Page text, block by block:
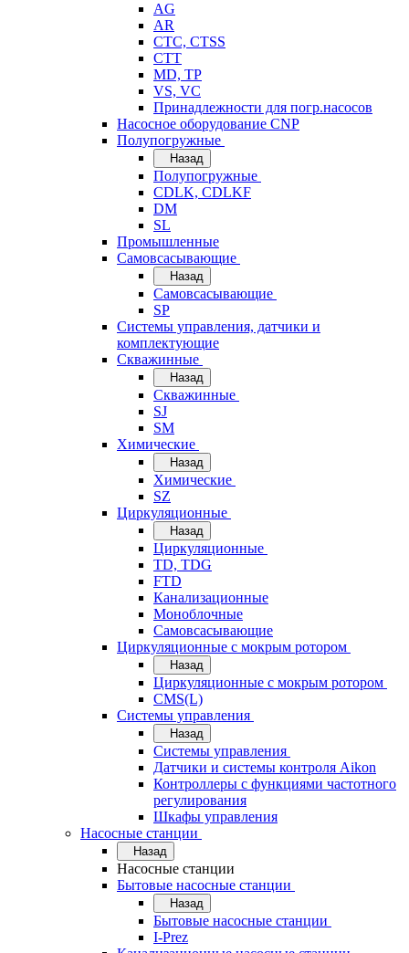
AG
AR
CTC, CTSS
CTT
MD, TP
VS, VC
Принадлежности для погр.насосов
Насосное оборудование CNP
Полупогружные
Назад
Полупогружные
CDLK, CDLKF
DM
SL
Промышленные
Самовсасывающие
Назад
Самовсасывающие
SP
Системы управления, датчики и
комплектующие
Скважинные
Назад
Скважинные
SJ
SM
Химические
Назад
Химические
SZ
Циркуляционные
Назад
Циркуляционные
TD, TDG
FTD
Канализационные
Моноблочные
Самовсасывающие
Циркуляционные с мокрым ротором
Назад
Циркуляционные с мокрым ротором
CMS(L)
Системы управления
Назад
Системы управления
Датчики и системы контроля Aikon
Контроллеры с функциями частотного
регулирования
Шкафы управления
Насосные станции
Назад
Насосные станции
Бытовые насосные станции
Назад
Бытовые насосные станции
I-Prez